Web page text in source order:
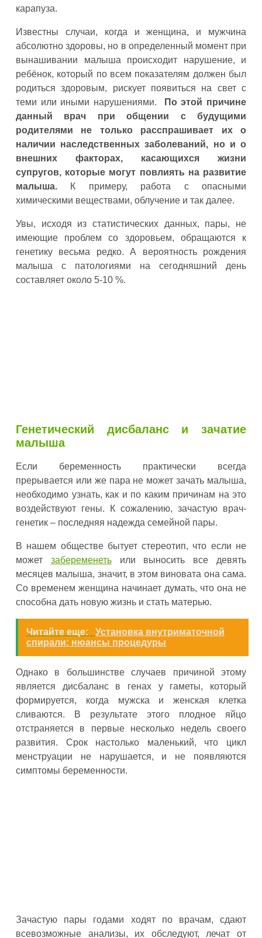
карапуза.
Известны случаи, когда и женщина, и мужчина
абсолютно здоровы, но в определенный момент при
вынашивании малыша происходит нарушение, и
ребёнок, который по всем показателям должен был
родиться здоровым, рискует появиться на свет с
теми или иными нарушениями.
По этой причине
данный врач при общении с будущими
родителями не только расспрашивает их о
наличии наследственных заболеваний, но и о
внешних факторах, касающихся жизни
супругов, которые могут повлиять на развитие
малыша. К примеру, работа с опасными
химическими веществами, облучение и так далее.
Увы, исходя из статистических данных, пары, не
имеющие проблем со здоровьем, обращаются к
генетику весьма редко. А вероятность рождения
малыша с патологиями на сегодняшний день
составляет около 5-10 %.
Генетический дисбаланс и зачатие
малыша
Если беременность практически всегда
прерывается или же пара не может зачать малыша,
необходимо узнать, как и по каким причинам на это
воздействуют гены. К сожалению, зачастую врач-
генетик – последняя надежда семейной пары.
В нашем обществе бытует стереотип, что если не
может забеременетьили выносить все девять
месяцев малыша, значит, в этом виновата она сама.
Со временем женщина начинает думать, что она не
способна дать новую жизнь и стать матерью.
Читайте еще:
Установка внутриматочной
спирали: нюансы процедуры
Однако в большинстве случаев причиной этому
является дисбаланс в генах у гаметы, который
формируется, когда мужска и женская клетка
сливаются. В результате этого плодное яйцо
отстраняется в первые несколько недель своего
развития. Срок настолько маленький, что цикл
менструации не нарушается, и не появляются
симптомы беременности.
Зачастую пары годами ходят по врачам, сдают
всевозможные анализы, их обследуют, лечат от